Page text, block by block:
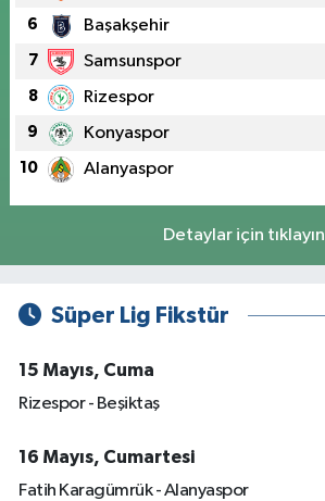
6 Başakşehir
7 Samsunspor
8 Rizespor
9 Konyaspor
10 Alanyaspor
Detaylar için tıklayın
Süper Lig Fikstür
15 Mayıs, Cuma
Rizespor - Beşiktaş
16 Mayıs, Cumartesi
Fatih Karagümrük - Alanyaspor